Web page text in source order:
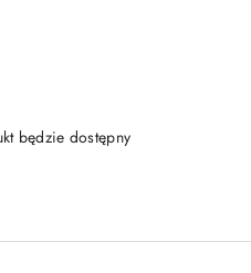
będzie dostępny